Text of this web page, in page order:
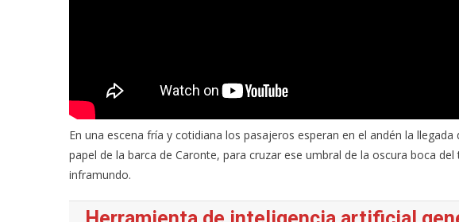
En una escena fría y cotidiana los pasajeros esperan en el andén la
papel de la barca de Caronte, para cruzar ese umbral de la oscura boca
inframundo.